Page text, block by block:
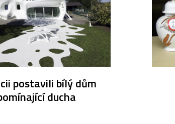
postavili bílý dům
ducha